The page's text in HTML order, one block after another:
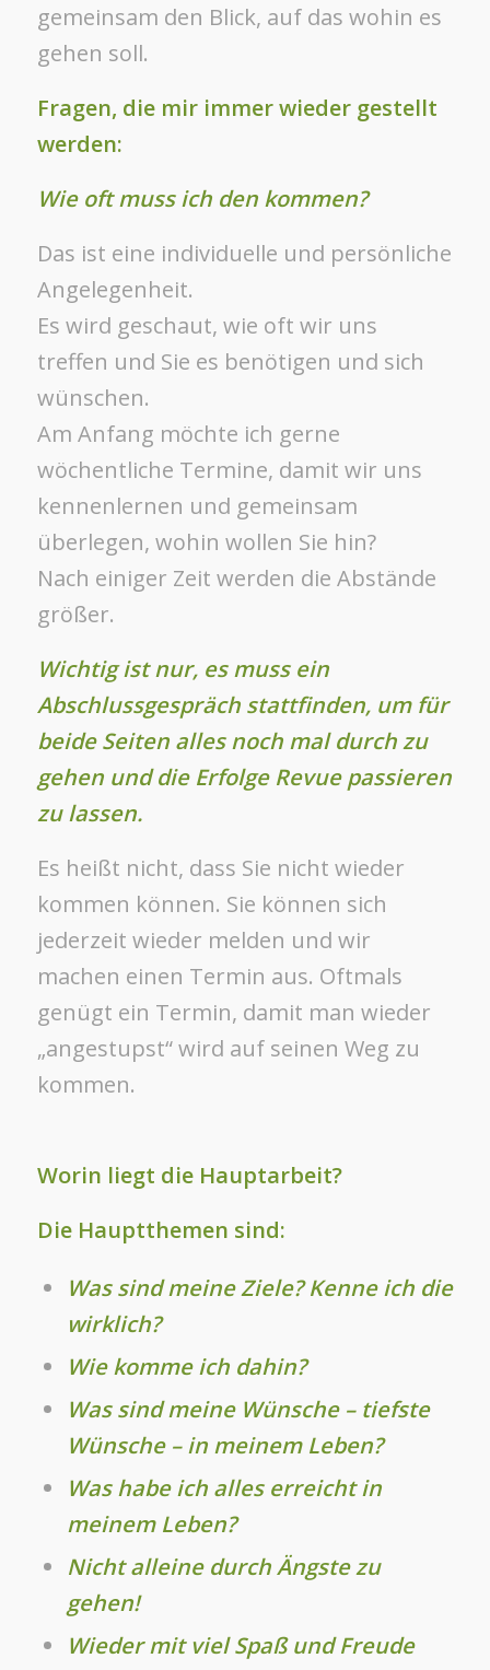
gemeinsam den Blick, auf das wohin es
gehen soll.
Fragen, die mir immer wieder gestellt
werden:
Wie oft muss ich den kommen?
Das ist eine individuelle und persönliche
Angelegenheit.
Es wird geschaut, wie oft wir uns
treffen und Sie es benötigen und sich
wünschen.
Am Anfang möchte ich gerne
wöchentliche Termine, damit wir uns
kennenlernen und gemeinsam
überlegen, wohin wollen Sie hin?
Nach einiger Zeit werden die Abstände
größer.
Wichtig ist nur, es muss ein
Abschlussgespräch stattfinden, um für
beide Seiten alles noch mal durch zu
gehen und die Erfolge Revue passieren
zu lassen.
Es heißt nicht, dass Sie nicht wieder
kommen können. Sie können sich
jederzeit wieder melden und wir
machen einen Termin aus. Oftmals
genügt ein Termin, damit man wieder
„angestupst“ wird auf seinen Weg zu
kommen.
Worin liegt die Hauptarbeit?
Die Hauptthemen sind:
Was sind meine Ziele? Kenne ich die
wirklich?
Wie komme ich dahin?
Was sind meine Wünsche – tiefste
Wünsche – in meinem Leben?
Was habe ich alles erreicht in
meinem Leben?
Nicht alleine durch Ängste zu
gehen!
Wieder mit viel Spaß und Freude